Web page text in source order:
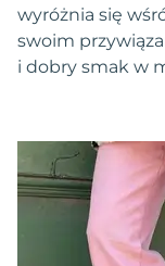
wyróżnia się
swoim
i dobry smak w